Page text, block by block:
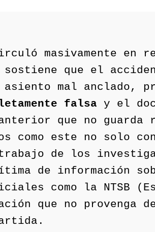
masivamente en
que el
mal anclado,
falsa y el
que no
como este no solo
de los
de información
como la NTSB
que no provenga